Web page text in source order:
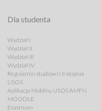
Dla studenta
Wydział I
Wydział II
Wydział III
Wydział IV
Regulamin studiów I i II stopnia
USOS
Aplikacja Mobilny USOS AMFN
MOODLE
Erasmus+